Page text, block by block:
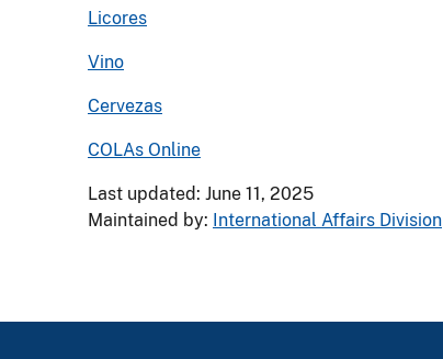
Licores
Vino
Cervezas
COLAs Online
Last updated: June 11, 2025
Maintained by: International Affairs Division